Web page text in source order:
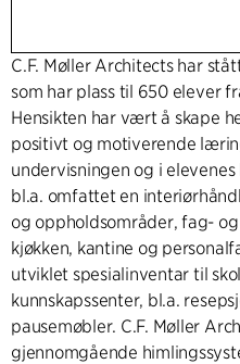
C.F. Møller Architects har
som har plass til 650 elever
Hensikten har vært å skape
positivt og motiverende
undervisningen og i
bl.a. omfattet en
og oppholdsområder, fag-
kjøkken, kantine og
utviklet spesialinventar til
kunnskapssenter, bl.a.
pausemøbler. C.F. Møller
gjennomgående